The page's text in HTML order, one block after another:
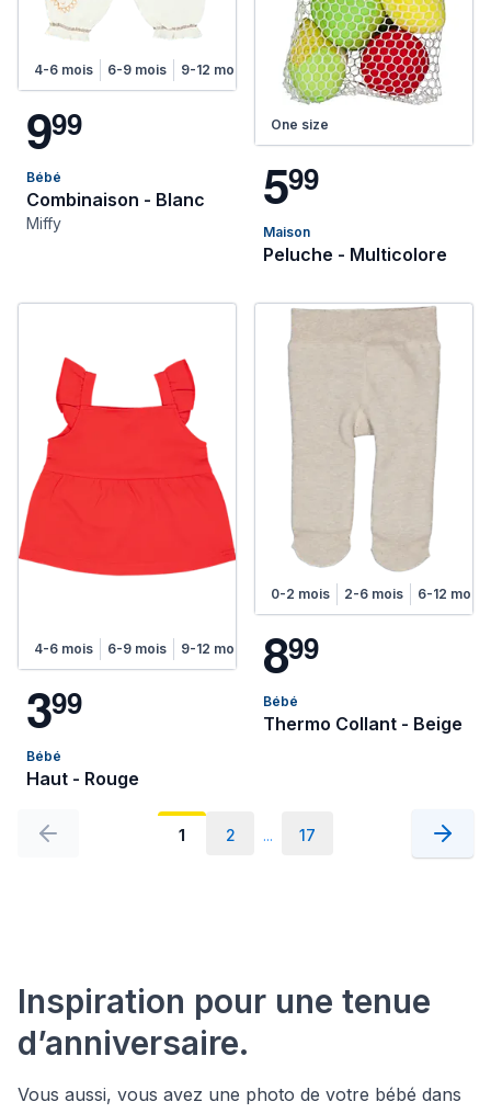
4-6 mois 6-9 mois 9-12 mois 12-18 mois
999
Bébé
Combinaison - Blanc
Miffy
One size
599
Maison
Peluche - Multicolore
4-6 mois 6-9 mois 9-12 mois 12-18 mois
399
Bébé
Haut - Rouge
0-2 mois 2-6 mois 6-12 mois
899
Bébé
Thermo Collant - Beige
1 2 ... 17
Inspiration pour une tenue
d’anniversaire.
Vous aussi, vous avez une photo de votre bébé dans